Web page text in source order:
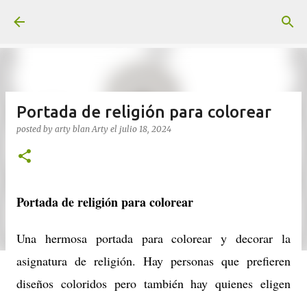
Portada de religión para colorear
posted by arty blanArty el julio 18, 2024
Portada de religión para colorear
Una hermosa portada para colorear y decorar la
asignatura de religión. Hay personas que prefieren
diseños coloridos pero también hay quienes eligen